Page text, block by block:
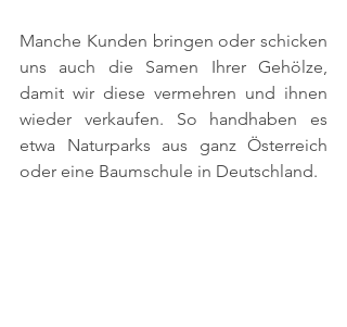
Manche Kunden bringen oder schicken
uns auch die Samen Ihrer Gehölze,
damit wir diese vermehren und ihnen
wieder verkaufen. So handhaben es
etwa Naturparks aus ganz Österreich
oder eine Baumschule in Deutschland.